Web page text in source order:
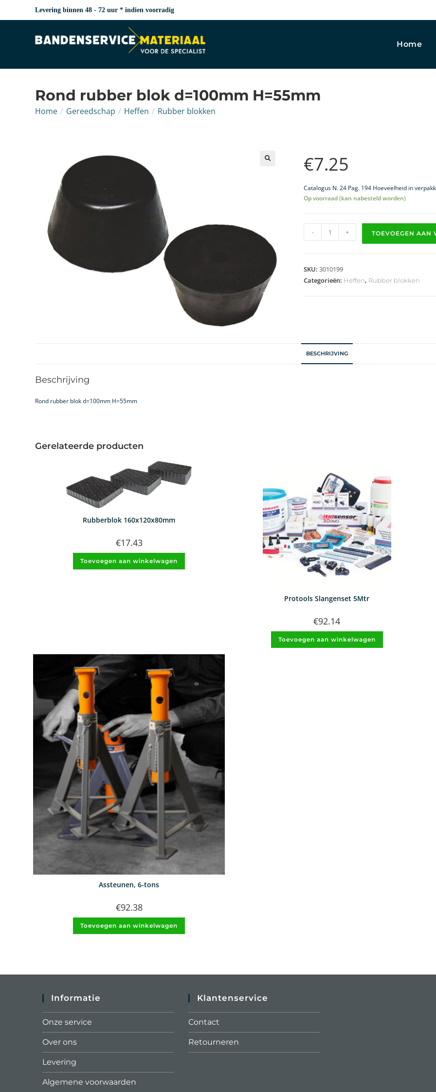
Levering binnen 48 - 72 uur * indien voorradig
Home
Rond rubber blok d=100mm H=55mm
Home / Gereedschap / Heffen / Rubber blokken
€7.25
Catalogus N. 24 Pag. 194 Hoeveelheid in
Op voorraad (kan nabesteld worden)
- + TOEVOEGEN AAN
SKU: 3010199
Categorieën: Heffen, Rubber blokken
BESCHRIJVING
Beschrijving
Rond rubber blok d=100mm H=55mm
Gerelateerde producten
Rubberblok 160x120x80mm
€17.43
Toevoegen aan winkelwagen
Protools Slangenset 5Mtr
€92.14
Toevoegen aan winkelwagen
Assteunen, 6-tons
€92.38
Toevoegen aan winkelwagen
Informatie
Onze service
Over ons
Levering
Algemene voorwaarden
Klantenservice
Contact
Retourneren